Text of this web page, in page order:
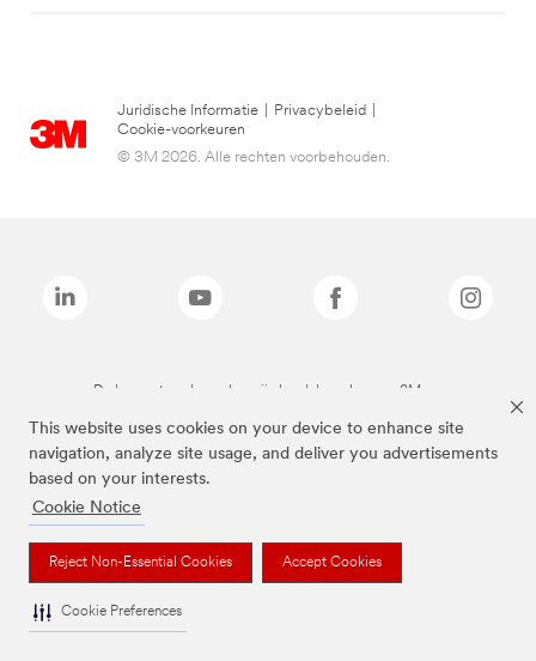
This website uses cookies on your device to enhance site
navigation, analyze site usage, and deliver you advertisements
based on your interests.
Cookie Notice
Reject Non-Essential Cookies Accept Cookies
Cookie Preferences
Juridische Informatie Privacybeleid
Cookie-voorkeuren
© 3M 2026. Alle rechten voorbehouden.
De bovenstaande merken zijn handelsmerken van 3M.we